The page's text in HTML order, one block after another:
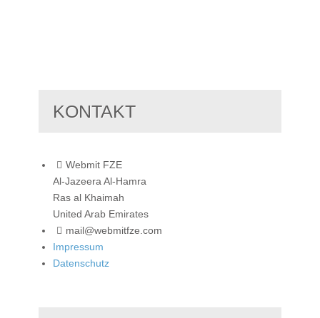
KONTAKT
Webmit FZE
Al-Jazeera Al-Hamra
Ras al Khaimah
United Arab Emirates
mail@webmitfze.com
Impressum
Datenschutz